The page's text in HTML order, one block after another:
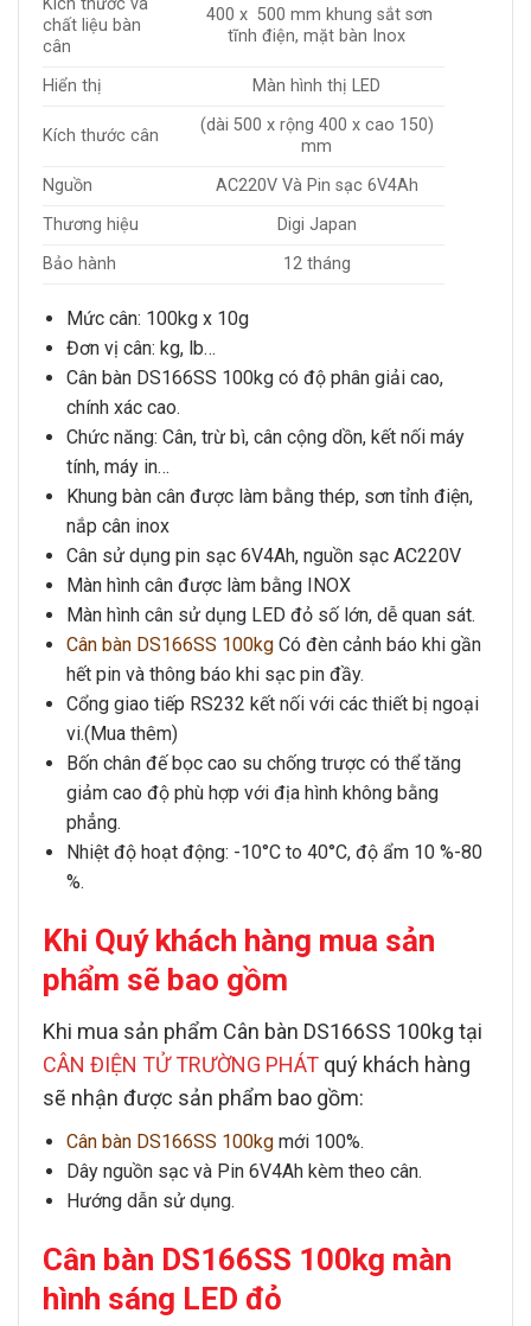
Kích thước và
chất liệu bàn
cân
400 x 500 mm khung sắt sơn
tĩnh điện, mặt bàn Inox
Hiển thị Màn hình thị LED
Kích thước cân
(dài 500 x rộng 400 x cao 150)
mm
Nguồn
AC220V Và Pin sạc 6V4Ah
Thương hiệu
Digi Japan
Bảo hành
12 tháng
Mức cân: 100kg x 10g
Đơn vị cân: kg, lb…
Cân bàn DS166SS 100kg có độ phân giải cao,
chính xác cao.
Chức năng: Cân, trừ bì, cân cộng dồn, kết nối máy
tính, máy in…
Khung bàn cân được làm bằng thép, sơn tỉnh điện,
nắp cân inox
Cân sử dụng pin sạc 6V4Ah, nguồn sạc AC220V
Màn hình cân được làm bằng INOX
Màn hình cân sử dụng LED đỏ số lớn, dễ quan sát.
Cân bàn DS166SS 100kg Có đèn cảnh báo khi gần
hết pin và thông báo khi sạc pin đầy.
Cổng giao tiếp RS232 kết nối với các thiết bị ngoại
vi.(Mua thêm)
Bốn chân đế bọc cao su chống trược có thể tăng
giảm cao độ phù hợp với địa hình không bằng
phẳng.
Nhiệt độ hoạt động: -10°C to 40°C, độ ẩm 10 %-80
%.
Khi Quý khách hàng mua sản
phẩm sẽ bao gồm
Khi mua sản phẩm Cân bàn DS166SS 100kg tại
CÂN ĐIỆN TỬ TRƯỜNG PHÁT quý khách hàng
sẽ nhận được sản phẩm bao gồm:
Cân bàn DS166SS 100kg mới 100%.
Dây nguồn sạc và Pin 6V4Ah kèm theo cân.
Hướng dẫn sử dụng.
Cân bàn DS166SS 100kg màn
hình sáng LED đỏ